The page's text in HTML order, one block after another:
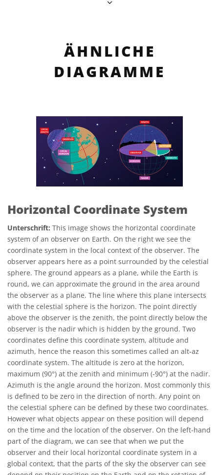
ÄHNLICHE
DIAGRAMME
Horizontal Coordinate System
Unterschrift: This image shows the horizontal coordinate
system of an observer on Earth. On the right we see the
coordinate system in the local context of the observer. The
observer appears here as a point surrounded by the celestial
sphere. The ground appears as a plane, while the Earth is
round, we can approximate the ground in the area around
the observer as a plane. The line where this plane intersects
with the celestial sphere is the horizon. The point directly
above the observer is the zenith, the point directly below the
observer is the nadir which is hidden by the ground. Two
coordinates define this coordinate system, altitude and
azimuth, hence the reason this sometimes called an alt-az
coordinate system. The altitude is zero at the horizon,
maximum (90°) at the zenith and minimum (-90°) at the nadir.
Azimuth is the angle around the horizon. Most commonly this
is defined to be zero in the direction of north. Any point on
the celestial sphere can be defined by these two coordinates.
However what objects appear on these position will depend
on the time and the location of the observer. On the left-hand
part of the diagram, we can see that when we put the
observer and their local horizontal coordinate system in a
global context, that the parts of the sky the observer can see